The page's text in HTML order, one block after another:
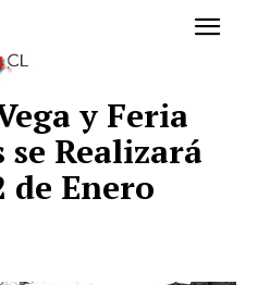
y Feria
se Realizará
de Enero